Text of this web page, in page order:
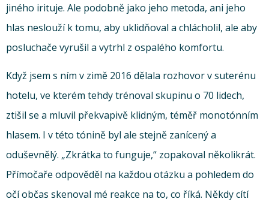
jiného irituje. Ale podobně jako jeho metoda, ani jeho
hlas neslouží k tomu, aby uklidňoval a chlácholil, ale aby
posluchače vyrušil a vytrhl z ospalého komfortu.
Když jsem s ním v zimě 2016 dělala rozhovor v suterénu
hotelu, ve kterém tehdy trénoval skupinu o 70 lidech,
ztišil se a mluvil překvapivě klidným, téměř monotónním
hlasem. I v této tónině byl ale stejně zanícený a
oduševnělý. „Zkrátka to funguje,“ zopakoval několikrát.
Přímočaře odpověděl na každou otázku a pohledem do
očí občas skenoval mé reakce na to, co říká. Někdy cítí